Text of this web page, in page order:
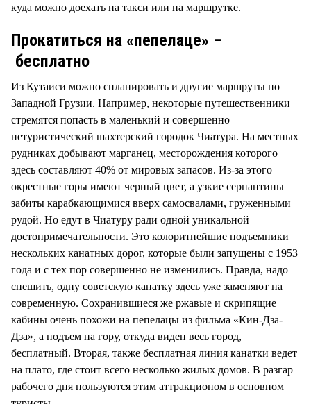
куда можно доехать на такси или на маршрутке.
Прокатиться на «пепелаце» –
бесплатно
Из Кутаиси можно спланировать и другие маршруты по
Западной Грузии. Например, некоторые путешественники
стремятся попасть в маленький и совершенно
нетуристический шахтерский городок Чиатура. На местных
рудниках добывают марганец, месторождения которого
здесь составляют 40% от мировых запасов. Из-за этого
окрестные горы имеют черный цвет, а узкие серпантины
забиты карабкающимися вверх самосвалами, груженными
рудой. Но едут в Чиатуру ради одной уникальной
достопримечательности. Это колоритнейшие подъемники
нескольких канатных дорог, которые были запущены с 1953
года и с тех пор совершенно не изменились. Правда, надо
спешить, одну советскую канатку здесь уже заменяют на
современную. Сохранившиеся же ржавые и скрипящие
кабины очень похожи на пепелацы из фильма «Кин-Дза-
Дза», а подъем на гору, откуда виден весь город,
бесплатный. Вторая, также бесплатная линия канатки ведет
на плато, где стоит всего несколько жилых домов. В разгар
рабочего дня пользуются этим аттракционом в основном